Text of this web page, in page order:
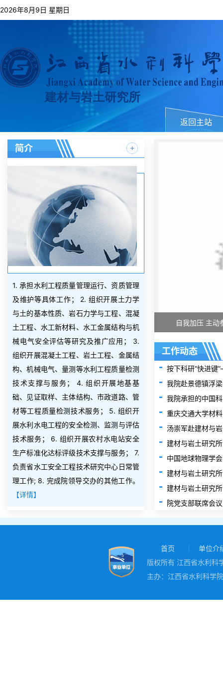
2026年8月9日 星期日
建材与岩土研究所
返回主站
简介
1. 承担水利工程质量管理运行、资质管理
及维护等具体工作； 2. 组织开展土力学
与土的基本性质、岩石力学与工程、混凝
土工程、水工新材料、水工金属结构与机
械电气安全评估等研究及推广应用； 3.
组织开展混凝土工程、岩土工程、金属结
构、机械电气、量测等水利工程质量检测
技术支撑与服务； 4. 组织开展地基基
础、见证取样、主体结构、市政道路、管
材等工程质量检测技术服务； 5. 组织开
展水利水电工程的安全检测、监测与评估
技术服务； 6. 组织开展农村水电站安全
生产标准化达标评级技术支撑与服务； 7.
负责省水工安全工程技术研究中心日常管
理工作; 8. 完成院领导交办的其他工作。
【详情】
工作动态
我院赴景德镇浮
汤崇军赴建材与
建材与岩土研究
建材与岩土研究
院党支部联席会
首页
单位介
版权所有 江西省水利科
主办：江西省水利科学